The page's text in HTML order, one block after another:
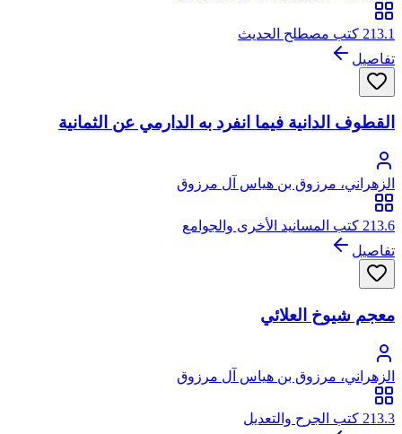
213.1 كتب مصطلح الحديث
تفاصيل
القطوف الدانية فيما انفرد به الدارمي عن الثمانية
الزهراني، مرزوق بن هياس آل مرزوق
213.6 كتب المسانيد الأخرى والجوامع
تفاصيل
معجم شيوخ العلائي
الزهراني، مرزوق بن هياس آل مرزوق
213.3 كتب الجرح والتعديل